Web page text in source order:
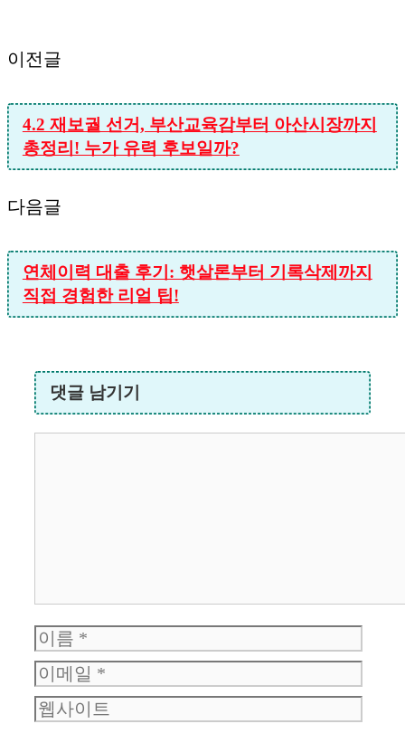
이전글
4.2 재보궐 선거, 부산교육감부터 아산시장까지
총정리! 누가 유력 후보일까?
다음글
연체이력 대출 후기: 햇살론부터 기록삭제까지
직접 경험한 리얼 팁!
댓글 남기기
이
름
이
메
웹